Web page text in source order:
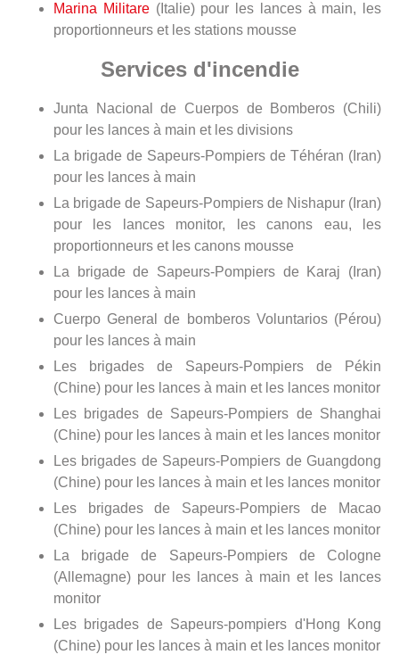
Marina Militare(Italie) pour les lances à main, les
proportionneurs et les stations mousse
Services d'incendie
Junta Nacional de Cuerpos de Bomberos (Chili)
pour les lances à main et les divisions
La brigade de Sapeurs-Pompiers de Téhéran (Iran)
pour les lances à main
La brigade de Sapeurs-Pompiers de Nishapur (Iran)
pour les lances monitor, les canons eau, les
proportionneurs et les canons mousse
La brigade de Sapeurs-Pompiers de Karaj (Iran)
pour les lances à main
Cuerpo General de bomberos Voluntarios (Pérou)
pour les lances à main
Les brigades de Sapeurs-Pompiers de Pékin
(Chine) pour les lances à main et les lances monitor
Les brigades de Sapeurs-Pompiers de Shanghai
(Chine) pour les lances à main et les lances monitor
Les brigades de Sapeurs-Pompiers de Guangdong
(Chine) pour les lances à main et les lances monitor
Les brigades de Sapeurs-Pompiers de Macao
(Chine) pour les lances à main et les lances monitor
La brigade de Sapeurs-Pompiers de Cologne
(Allemagne) pour les lances à main et les lances
monitor
Les brigades de Sapeurs-pompiers d'Hong Kong
(Chine) pour les lances à main et les lances monitor